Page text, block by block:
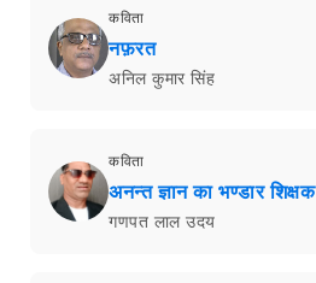
कविता
नफ़रत
अनिल कुमार सिंह
कविता
अनन्त ज्ञान का भण्डार शिक्षक
गणपत लाल उदय